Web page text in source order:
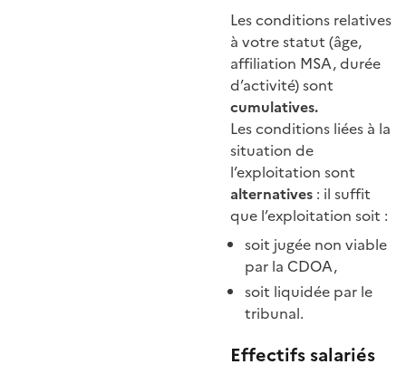
Les conditions relatives
à votre statut (âge,
affiliation MSA, durée
d’activité) sont
cumulatives.
Les conditions liées à la
situation de
l’exploitation sont
alternatives : il suffit
que l’exploitation soit :
soit jugée non viable
par la CDOA,
soit liquidée par le
tribunal.
Effectifs salariés